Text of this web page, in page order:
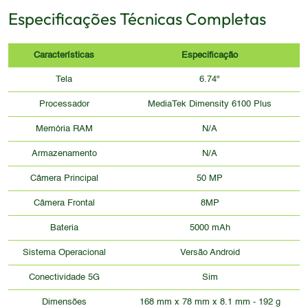
Especificações Técnicas Completas
Características Especificação
Tela 6.74"
Processador MediaTek Dimensity 6100 Plus
Memória RAM N/A
Armazenamento N/A
Câmera Principal 50 MP
Câmera Frontal 8MP
Bateria 5000 mAh
Sistema Operacional Versão Android
Conectividade 5G Sim
Dimensões 168 mm x 78 mm x 8.1 mm - 192 g